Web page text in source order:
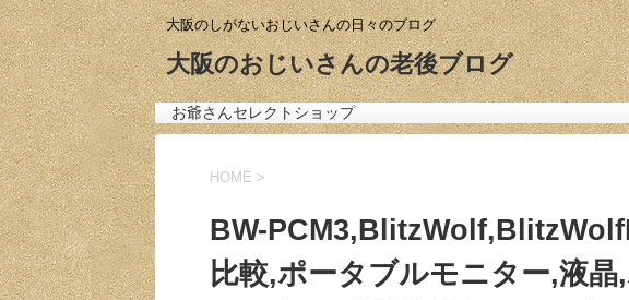
大阪のしがないおじいさんの日々のブログ
大阪のおじいさんの老後ブログ
お爺さんセレクトショップ
HOME >
BW-
比較,ポータブルモニター,液